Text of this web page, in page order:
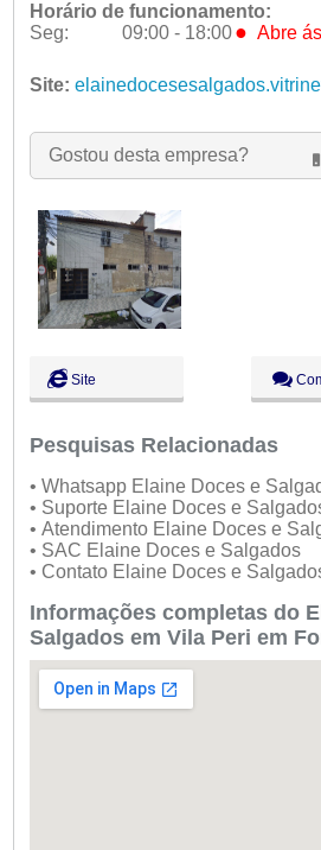
Horário de funcionamento:
Seg:
09:00 - 18:00 ● Abre
Ter:
09:00 - 18:00
Qui:
09:00 - 18:00
Sex:
09:00 - 18:00
Site:
Gostou desta empresa?
Site
Pesquisas Relacionadas
• Whatsapp Elaine Doces e
• Suporte Elaine Doces e
• Atendimento Elaine Doces e
• SAC Elaine Doces e Salgados
• Contato Elaine Doces e
Informações completas do
Salgados em Vila Peri em